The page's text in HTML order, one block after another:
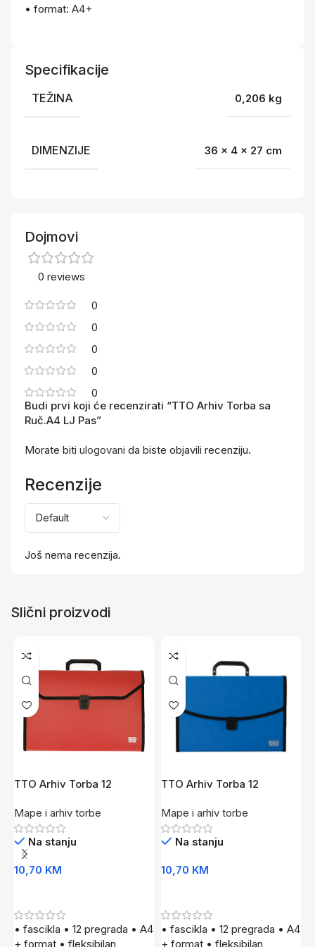
• format: A4+
Specifikacije
TEŽINA 0,206 kg
DIMENZIJE 36 × 4 × 27 cm
Dojmovi
0 reviews
0
0
0
0
0
Recenzije
Još nema recenzija.
Budi prvi koji će recenzirati “TTO Arhiv Torba sa
Ruč.A4 LJ Pas”
Morate biti ulogovani da biste objavili recenziju.
Slični proizvodi
TTO Arhiv Torba 12
Mape i arhiv torbe
Na stanju
10,70 KM
• fascikla • 12 pregrada • A4
+ format • fleksibilan
TTO Arhiv Torba 12
Mape i arhiv torbe
Na stanju
10,70 KM
• fascikla • 12 pregrada • A4
+ format • fleksibilan